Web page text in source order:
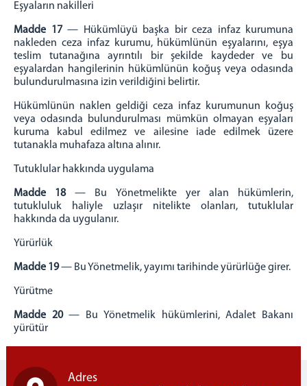
Eşyaların nakilleri
Madde 17 — Hükümlüyü başka bir ceza infaz kurumuna
nakleden ceza infaz kurumu, hükümlünün eşyalarını, eşya
teslim tutanağına ayrıntılı bir şekilde kaydeder ve bu
eşyalardan hangilerinin hükümlünün koğuş veya odasında
bulundurulmasına izin verildiğini belirtir.
Hükümlünün naklen geldiği ceza infaz kurumunun koğuş
veya odasında bulundurulması mümkün olmayan eşyaları
kuruma kabul edilmez ve ailesine iade edilmek üzere
tutanakla muhafaza altına alınır.
Tutuklular hakkında uygulama
Madde 18— Bu Yönetmelikte yer alan hükümlerin,
tutukluluk haliyle uzlaşır nitelikte olanları, tutuklular
hakkında da uygulanır.
Yürürlük
Madde 19— Bu Yönetmelik, yayımı tarihinde yürürlüğe girer.
Yürütme
Madde 20— Bu Yönetmelik hükümlerini, Adalet Bakanı
yürütür
Adres